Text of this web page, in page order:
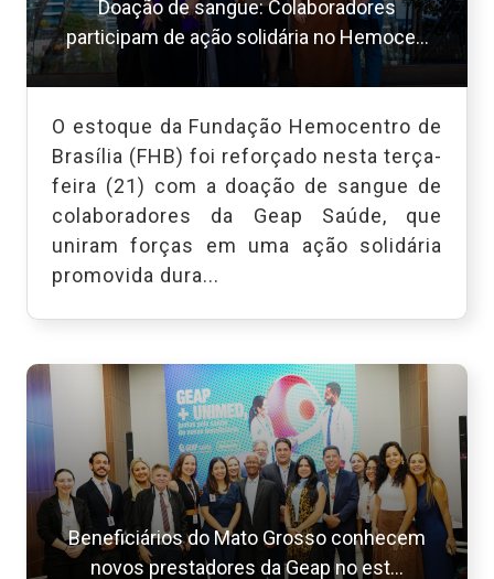
Doação de sangue: Colaboradores
participam de ação solidária no Hemoce...
O estoque da Fundação Hemocentro de
Brasília (FHB) foi reforçado nesta terça-
feira (21) com a doação de sangue de
colaboradores da Geap Saúde, que
uniram forças em uma ação solidária
promovida dura...
Beneficiários do Mato Grosso conhecem
novos prestadores da Geap no est...